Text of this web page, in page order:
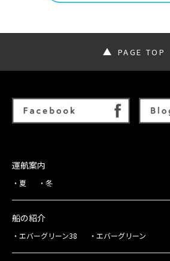
PAGE TOP
運航案内
夏 冬
船の紹介
エバーグリーン38 エバーグリーン